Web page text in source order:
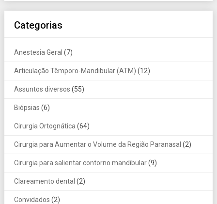
Categorias
Anestesia Geral (7)
Articulação Têmporo-Mandibular (ATM) (12)
Assuntos diversos (55)
Biópsias (6)
Cirurgia Ortognática (64)
Cirurgia para Aumentar o Volume da Região Paranasal (2)
Cirurgia para salientar contorno mandibular(9)
Clareamento dental (2)
Convidados (2)